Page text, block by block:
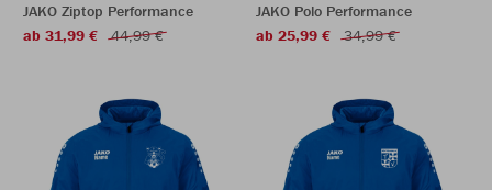
JAKO Ziptop Performance
ab 31,99 €
44,99 €
JAKO Polo Performance
ab 25,99 €
34,99 €